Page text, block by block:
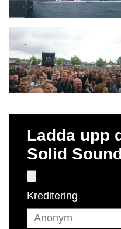
Ladda upp
Solid
Kreditering